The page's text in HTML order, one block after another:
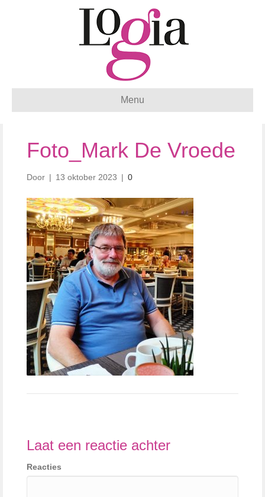
Menu
Foto_Mark De Vroede
Door | 13 oktober 2023 | 0
Laat een reactie achter
Reacties